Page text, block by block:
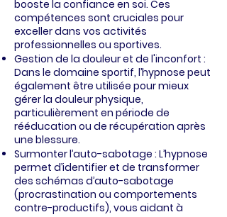
booste la confiance en soi. Ces
compétences sont cruciales pour
exceller dans vos activités
professionnelles ou sportives.
Gestion de la douleur et de l'inconfort :
Dans le domaine sportif, l’hypnose peut
également être utilisée pour mieux
gérer la douleur physique,
particulièrement en période de
rééducation ou de récupération après
une blessure.
Surmonter l’auto-sabotage : L’hypnose
permet d’identifier et de transformer
des schémas d’auto-sabotage
(procrastination ou comportements
contre-productifs), vous aidant à